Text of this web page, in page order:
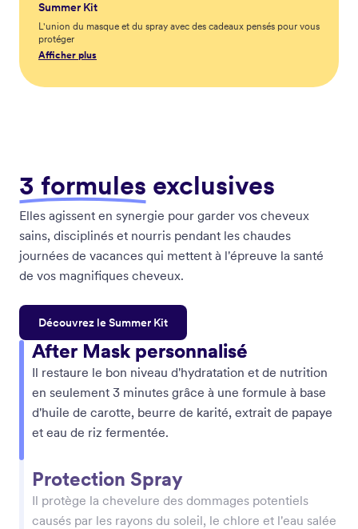
Summer Kit
L'union du masque et du spray avec des cadeaux pensés pour vous
protéger
Afficher plus
3 formules exclusives
Elles agissent en synergie pour garder vos cheveux
sains, disciplinés et nourris pendant les chaudes
journées de vacances qui mettent à l'épreuve la santé
de vos magnifiques cheveux.
Découvrez le Summer Kit
After Mask personnalisé
Il restaure le bon niveau d'hydratation et de nutrition
en seulement 3 minutes grâce à une formule à base
d'huile de carotte, beurre de karité, extrait de papaye
et eau de riz fermentée.
Protection Spray
Il protège la chevelure des dommages potentiels
causés par les rayons du soleil, le chlore et l'eau salée
After Mask personnalisé
Il restaure le bon niveau d'hydratation et de nutrition
en seulement 3 minutes grâce à une formule à base
d'huile de carotte, beurre de karité, extrait de papaye
et eau de riz fermentée.
Protection Spray
Il protège la chevelure des dommages potentiels
causés par les rayons du soleil, le chlore et l'eau salée